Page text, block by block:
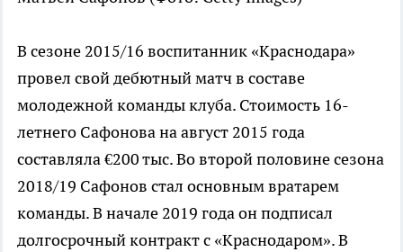
В сезоне 2015/16 воспитанник «Краснодара»
провел свой дебютный матч в составе
молодежной команды клуба. Стоимость 16-
летнего Сафонова на август 2015 года
составляла €200 тыс. Во второй половине сезона
2018/19 Сафонов стал основным вратарем
команды. В начале 2019 года он подписал
долгосрочный контракт с «Краснодаром». В